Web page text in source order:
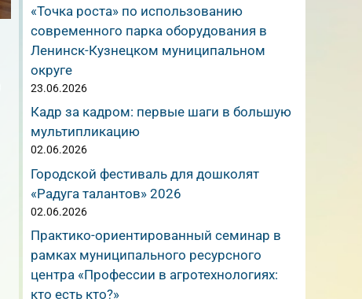
«Точка роста» по использованию
современного парка оборудования в
Ленинск-Кузнецком муниципальном
округе
23.06.2026
Кадр за кадром: первые шаги в большую
мультипликацию
02.06.2026
Городской фестиваль для дошколят
«Радуга талантов» 2026
02.06.2026
Практико-ориентированный семинар в
рамках муниципального ресурсного
центра «Профессии в агротехнологиях:
кто есть кто?»